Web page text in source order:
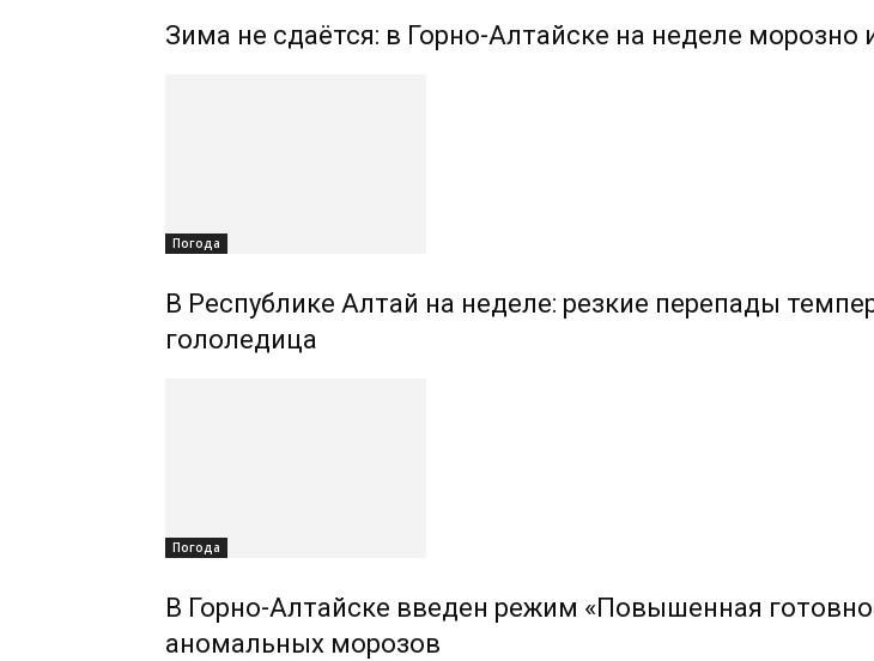
Зима не сдаётся: в Горно-Алтайске на неделе морозно
Погода
В Республике Алтай на неделе: резкие перепады
гололедица
Погода
В Горно-Алтайске введен режим «Повышенная
аномальных морозов